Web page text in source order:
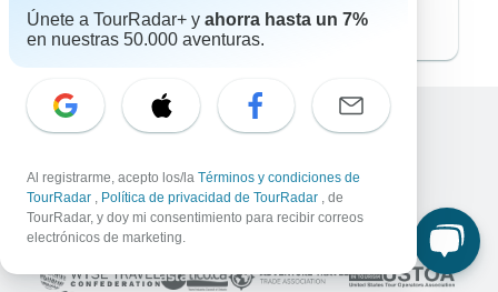
Private
10,000+reseñas sobre
Asociado a
Únete a TourRadar+ y ahorra hasta un 7%
en nuestras 50.000 aventuras.
Al registrarme, acepto los/la Términos y condiciones de
TourRadar , Política de privacidad de TourRadar , de
TourRadar, y doy mi consentimiento para recibir correos
electrónicos de marketing.